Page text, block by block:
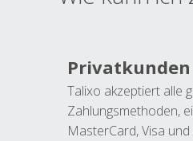
Privatkunden
Talixo akzeptiert alle
Zahlungsmethoden,
MasterCard, Visa